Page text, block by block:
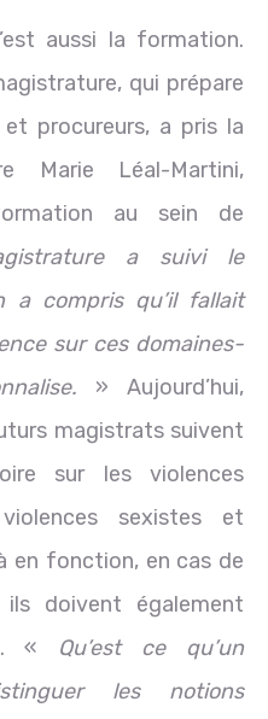
aussi la formation.
qui prépare
procureurs, a pris la
Marie Léal-Martini,
au sein de
a suivi le
a compris qu’il fallait
sur ces domaines-
» Aujourd’hui,
magistrats suivent
sur les violences
sexistes et
en fonction, en cas de
doivent également
« Qu’est ce qu’un
les notions